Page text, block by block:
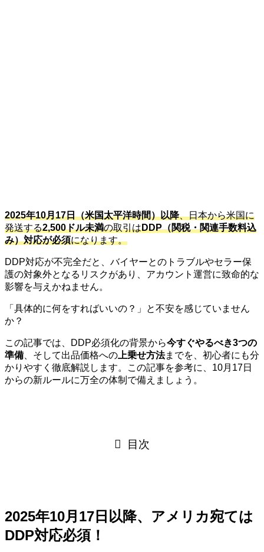
2025年10月17日（米国太平洋時間）以降、日本から米国に
発送する2,500ドル未満の取引はDDP（関税・関連手数料込
み）対応が必須になります。
DDP対応が不完全だと、バイヤーとのトラブルやセラー保
護の対象外となるリスクがあり、アカウント運営に致命的な
影響を与えかねません。
「具体的に何をすればいいの？」と不安を感じていません
か？
この記事では、DDP必須化の背景から今すぐやるべき3つの
準備 、そして出品価格への 上乗せ方法までを、初心者にも分
かりやすく徹底解説します。この記事を参考に、10月17日
からの新ルールに万全の体制で備えましょう。
目次
2025年10月17日以降、アメリカ宛ては
DDP対応必須！